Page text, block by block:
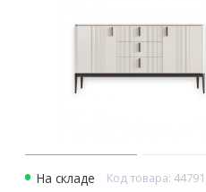
На складе Код товара: 44791